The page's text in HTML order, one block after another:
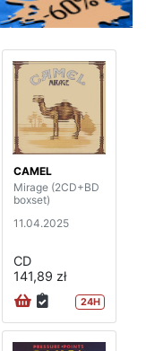
CAMEL
Mirage (2CD+BD
boxset)
11.04.2025
CD
141,89 zł
24H